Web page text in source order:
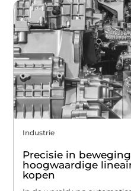
Industrie
Precisie in
hoogwaardige
kopen